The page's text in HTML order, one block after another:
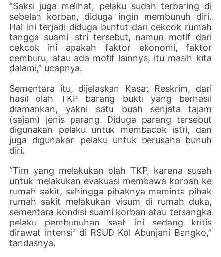
“Saksi juga melihat, pelaku sudah terbaring di
sebelah korban, diduga ingin membunuh diri.
Hal ini terjadi diduga buntut dari cekcok rumah
tangga suami istri tersebut, namun motif dari
cekcok ini apakah faktor ekonomi, faktor
cemburu, atau ada motif lainnya, itu masih kita
dalami,” ucapnya.
Sementara itu, dijelaskan Kasat Reskrim, dari
hasil olah TKP barang bukti yang berhasil
diamankan, yakni satu buah senjata tajam
(sajam) jenis parang. Diduga parang tersebut
digunakan pelaku untuk membacok istri, dan
juga digunakan pelaku untuk berusaha bunuh
diri.
“Tim yang melakukan olah TKP, karena susah
untuk melakukan evakuasi membawa korban ke
rumah sakit, sehingga pihaknya meminta pihak
rumah sakit melakukan visum di rumah duka,
sementara kondisi suami korban atau tersangka
pelaku pembunuhan saat ini sedang kritis
dirawat intensif di RSUD Kol Abunjani Bangko,”
tandasnya.